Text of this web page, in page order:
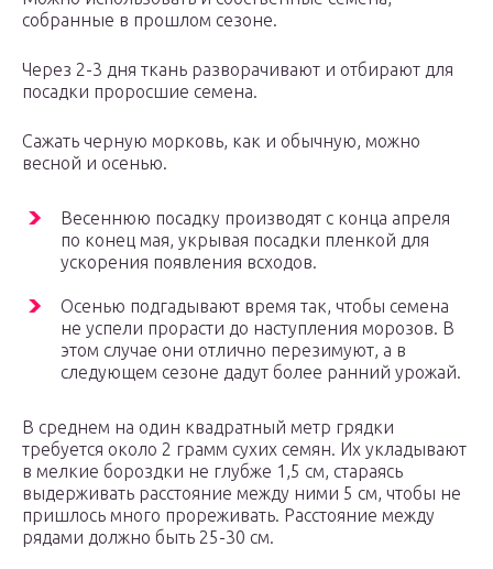
собранные в прошлом сезоне.
Через 2-3 дня ткань разворачивают и отбирают для
посадки проросшие семена.
Сажать черную морковь, как и обычную, можно
весной и осенью.
Весеннюю посадку производят с конца апреля
по конец мая, укрывая посадки пленкой для
ускорения появления всходов.
Осенью подгадывают время так, чтобы семена
не успели прорасти до наступления морозов. В
этом случае они отлично перезимуют, а в
следующем сезоне дадут более ранний урожай.
В среднем на один квадратный метр грядки
требуется около 2 грамм сухих семян. Их укладывают
в мелкие бороздки не глубже 1,5 см, стараясь
выдерживать расстояние между ними 5 см, чтобы не
пришлось много прореживать. Расстояние между
рядами должно быть 25-30 см.